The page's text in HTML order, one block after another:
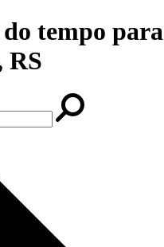
tempo para
RS